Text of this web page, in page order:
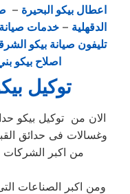
اعطال بيكو البحيرة –
الدقهلية –خدمات صيانة
تليفون صيانة بيكو
اصلاح بيكو
توكيل
الان من توكيل بيكو
وغسالات فى حدائق
من اكبر الشركات
ومن اكبر الصناعات